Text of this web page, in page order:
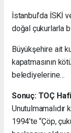
İstanbul’da İSKİ
doğal çukurlarla
Büyükşehire ait
kapatmasının
belediyelerine…
Sonuç: TOÇ
Unutulmamalıdır
1994’te “Çöp,